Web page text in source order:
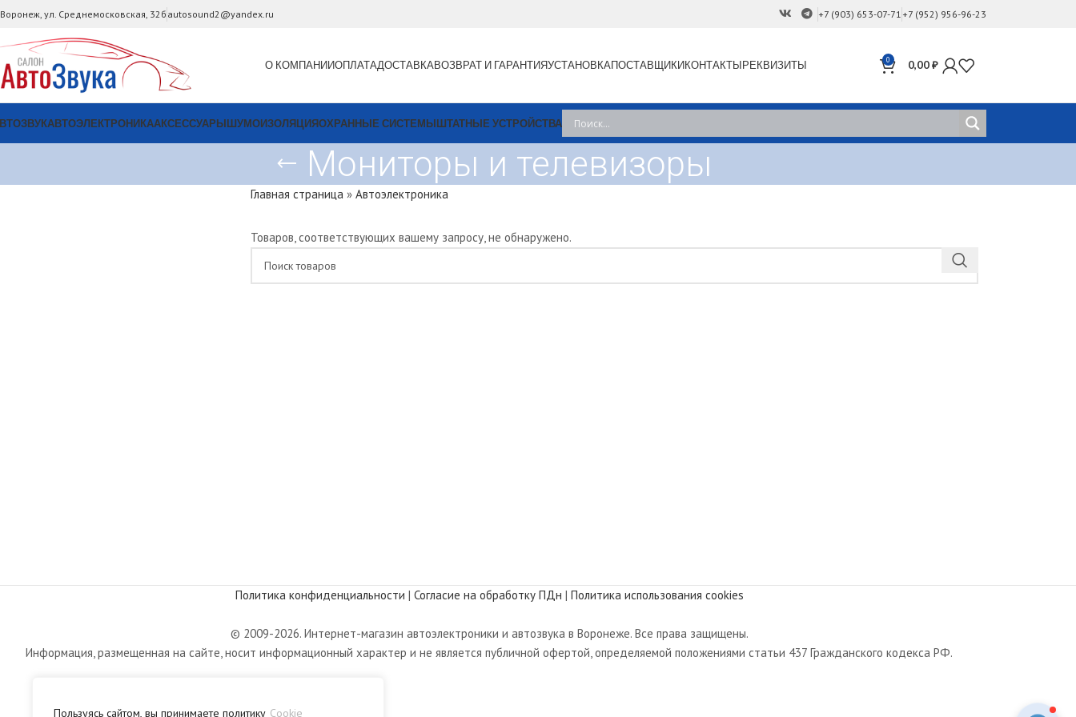
Пользуясь сайтом, вы принимаете политику Cookie
Воронеж, ул. Среднемосковская, 32б autosound2@yandex.ru +7 (903) 653-07-71 +7 (952) 956-96-23
О КОМПАНИИОПЛАТАДОСТАВКАВОЗВРАТ И ГАРАНТИЯУСТАНОВКАПОСТАВЩИКИКОНТАКТЫРЕКВИЗИТЫ 0 0,00₽
АВТОЭЛЕКТРОНИКААКСЕССУАРЫШУМОИЗОЛЯЦИЯОХРАННЫЕ СИСТЕМЫШТАТНЫЕ УСТРОЙСТВА
Мониторы и телевизоры
Главная страница» Автоэлектроника
Товаров, соответствующих вашему запросу, не обнаружено.
Политика конфиденциальности | Согласие на обработку ПДн | Политика использования cookies
© 2009-2026. Интернет-магазин автоэлектроники и автозвука в Воронеже. Все права защищены.
Информация, размещенная на сайте, носит информационный характер и не является публичной офертой, определяемой положениями статьи 437 Гражданского кодекса РФ.